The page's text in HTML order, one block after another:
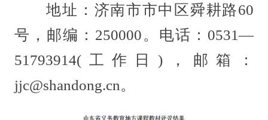
地址：济南市市中区舜耕路60
号，邮编：250000。电话：0531—
51793914(工作日)，邮箱：
jjc@shandong.cn。